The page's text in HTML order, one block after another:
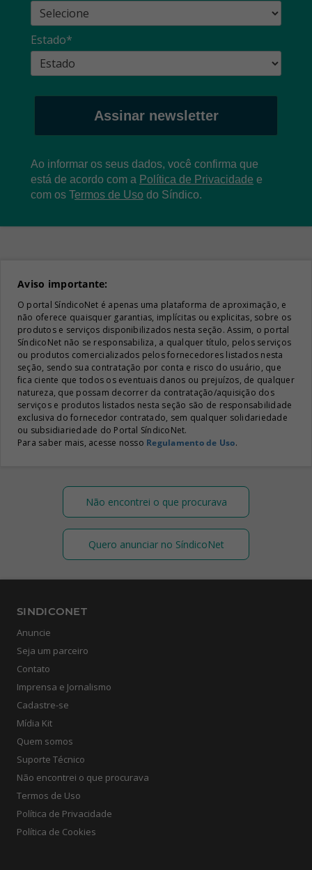
Estado*
Assinar newsletter
Ao informar os seus dados, você confirma que
está de acordo com a Política de Privacidade e
com os Termos de Uso do Síndico.
Aviso importante:
O portal SíndicoNet é apenas uma plataforma de aproximação, e
não oferece quaisquer garantias, implícitas ou explicitas, sobre os
produtos e serviços disponibilizados nesta seção. Assim, o portal
SíndicoNet não se responsabiliza, a qualquer título, pelos serviços
ou produtos comercializados pelos fornecedores listados nesta
seção, sendo sua contratação por conta e risco do usuário, que
fica ciente que todos os eventuais danos ou prejuízos, de qualquer
natureza, que possam decorrer da contratação/aquisição dos
serviços e produtos listados nesta seção são de responsabilidade
exclusiva do fornecedor contratado, sem qualquer solidariedade
ou subsidiariedade do Portal SíndicoNet.
Para saber mais, acesse nosso Regulamento de Uso.
Não encontrei o que procurava
Quero anunciar no SíndicoNet
SINDICONET
Anuncie
Seja um parceiro
Contato
Imprensa e Jornalismo
Cadastre-se
Mídia Kit
Quem somos
Suporte Técnico
Não encontrei o que procurava
Termos de Uso
Política de Privacidade
Política de Cookies